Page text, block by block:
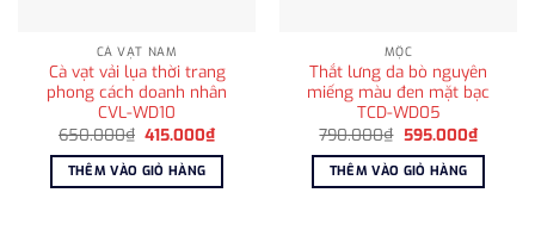
CÀ VẠT NAM
Cà vạt vải lụa thời trang
phong cách doanh nhân
CVL-WD10
650.000₫ Giá
là:
650.000₫.
415.000₫Giá
hiện
tại
415.000₫.
THÊM VÀO GIỎ HÀNG
MỘC
Thắt lưng da bò nguyên
miếng màu đen mặt bạc
TCD-WD05
790.000₫ Giá
là:
790.000₫.
595.000₫Giá
hiện
tại
THÊM VÀO GIỎ HÀNG